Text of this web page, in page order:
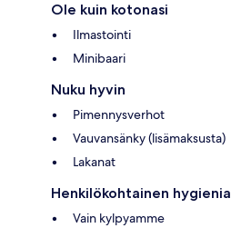
Ole kuin kotonasi
Ilmastointi
Minibaari
Nuku hyvin
Pimennysverhot
Vauvansänky (lisämaksusta)
Lakanat
Henkilökohtainen hygienia
Vain kylpyamme